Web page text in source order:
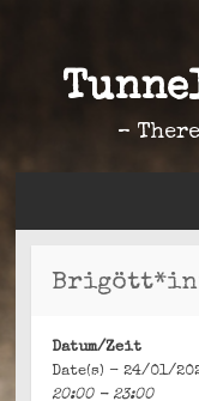
–
SPRINGEN
Datum/Zeit
Date(s) - 24/01/
20:00 - 23:00